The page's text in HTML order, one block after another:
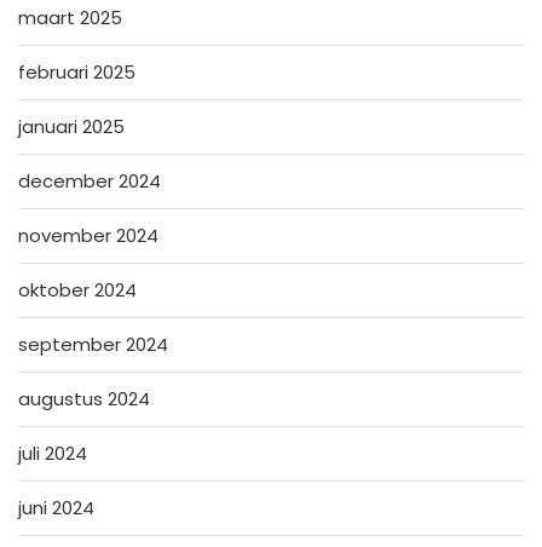
maart 2025
februari 2025
januari 2025
december 2024
november 2024
oktober 2024
september 2024
augustus 2024
juli 2024
juni 2024